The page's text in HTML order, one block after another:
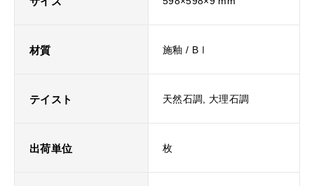
材質 施釉 / BⅠ
テイスト 天然石調, 大理石調
出荷単位 枚